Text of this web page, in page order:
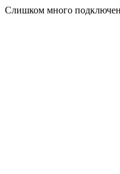
Слишком много